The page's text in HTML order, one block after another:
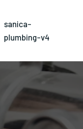
sanica-
plumbing-v4